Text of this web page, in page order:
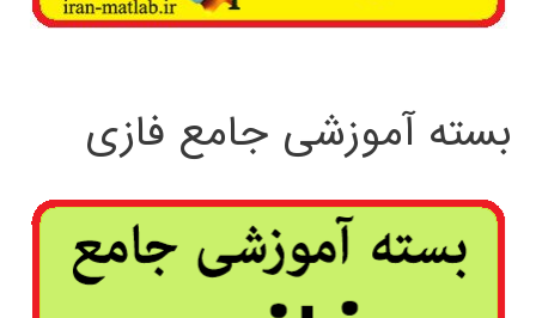
بسته آموزشی جامع فازی